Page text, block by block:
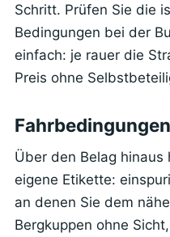
Schritt. Prüfen Sie die
Bedingungen bei der
einfach: je rauer die
Preis ohne
Über den Belag hinaus
eigene Etikette:
an denen Sie dem
Bergkuppen ohne